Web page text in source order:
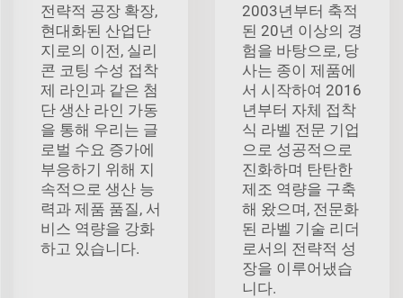
전략적 공장 확장,
현대화된 산업단
지로의 이전, 실리
콘 코팅 수성 접착
제 라인과 같은 첨
단 생산 라인 가동
을 통해 우리는 글
로벌 수요 증가에
부응하기 위해 지
속적으로 생산 능
력과 제품 품질, 서
비스 역량을 강화
하고 있습니다.
2003년부터 축적
된 20년 이상의 경
험을 바탕으로, 당
사는 종이 제품에
서 시작하여 2016
년부터 자체 접착
식 라벨 전문 기업
으로 성공적으로
진화하며 탄탄한
제조 역량을 구축
해 왔으며, 전문화
된 라벨 기술 리더
로서의 전략적 성
장을 이루어냈습
니다.